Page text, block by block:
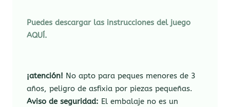
Puedes descargar las instrucciones del juego
AQUÍ.
¡atención! No apto para peques menores de 3
años, peligro de asfixia por piezas pequeñas.
Aviso de seguridad: El embalaje no es un